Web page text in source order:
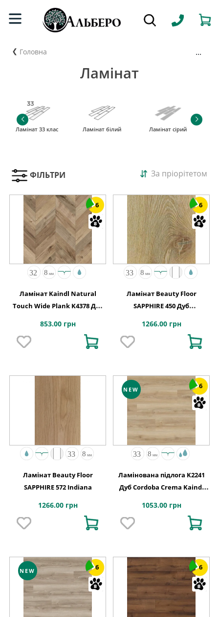
Головна ...
Ламінат
Ламінат 33 клас Ламінат білий Ламінат сірий
ФІЛЬТРИ За пріорітетом
6
Ламінат Kaindl Natural
Touch Wide Plank K4378 Дуб
853.00 грн
6
Ламінат Beauty Floor
SAPPHIRE 450 Дуб
1266.00 грн
Ламінат Beauty Floor
SAPPHIRE 572 Indiana
1266.00 грн
NEW 6
Ламінована підлога K2241
Дуб Cordoba Crema Kaindl
1053.00 грн
NEW 6 6